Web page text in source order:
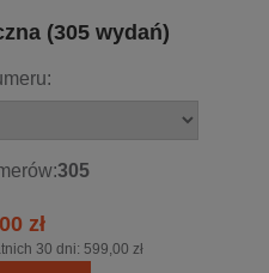
(305 wydań)
305
zł
30 dni: 599,00 zł